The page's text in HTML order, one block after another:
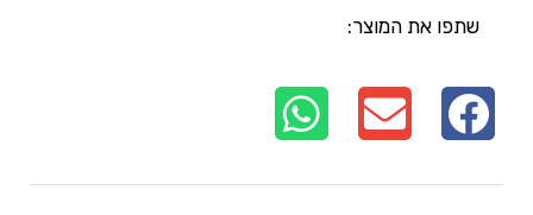
שתפו את המוצר: